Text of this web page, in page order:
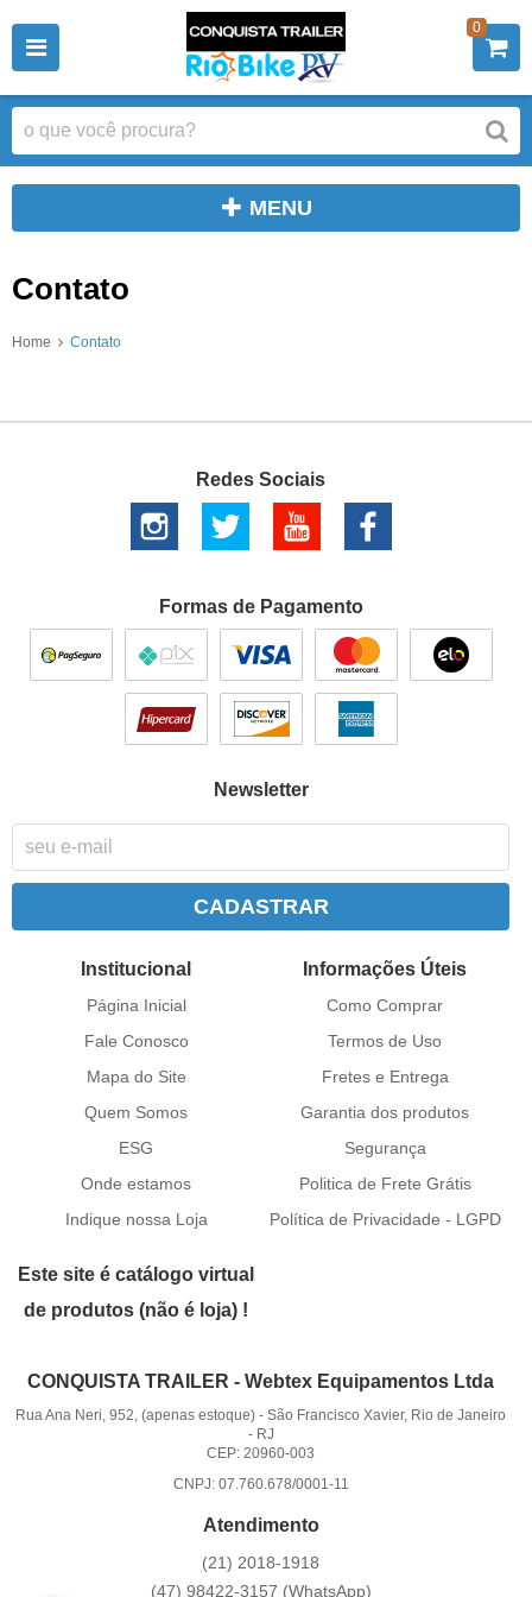
0
MENU
Contato
Home Contato
Redes Sociais
Formas de Pagamento
Newsletter
CADASTRAR
Institucional
Página Inicial
Fale Conosco
Mapa do Site
Quem Somos
ESG
Onde estamos
Indique nossa Loja
Informações Úteis
Como Comprar
Termos de Uso
Fretes e Entrega
Garantia dos produtos
Segurança
Politica de Frete Grátis
Política de Privacidade - LGPD
Este site é catálogo virtual
de produtos (não é loja) !
CONQUISTA TRAILER - Webtex Equipamentos Ltda
Rua Ana Neri, 952, (apenas estoque) -São Francisco Xavier, Rio de Janeiro
- RJ
CEP: 20960-003
CNPJ: 07.760.678/0001-11
Atendimento
(21) 2018-1918
(47) 98422-3157 (WhatsApp)